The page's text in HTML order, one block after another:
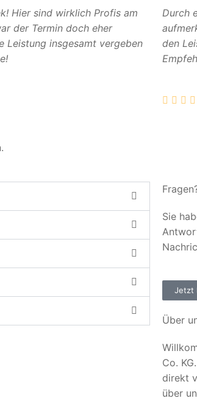
Hier sind wirklich Profis am
der Termin doch eher
Leistung insgesamt vergeben
Durch
den
Sie
Jetzt
Über
Co.
direkt
über